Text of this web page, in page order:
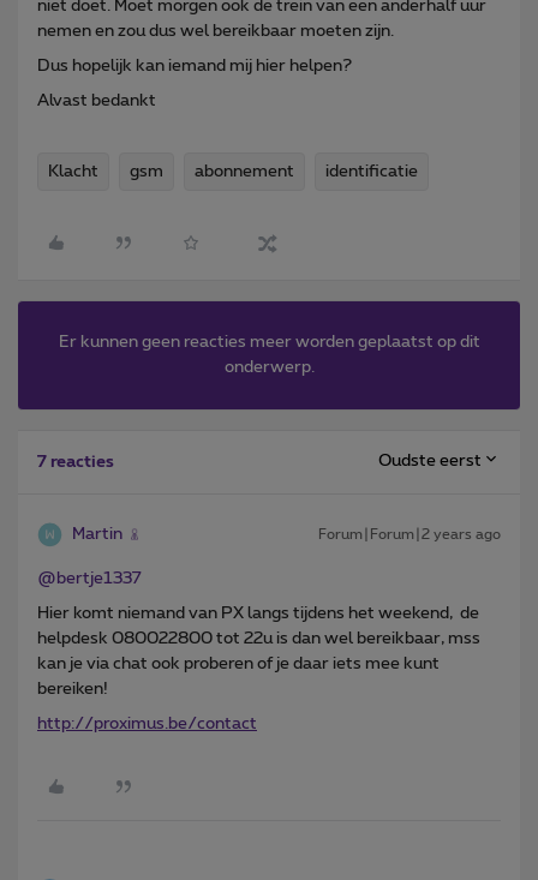
niet doet. Moet morgen ook de trein van een anderhalf uur
nemen en zou dus wel bereikbaar moeten zijn.
Dus hopelijk kan iemand mij hier helpen?
Alvast bedankt
Klacht gsm abonnement identificatie
Er kunnen geen reacties meer worden geplaatst op dit
onderwerp.
7 reacties Oudste eerst
Martin Forum|Forum|2 years ago
@bertje1337
Hier komt niemand van PX langs tijdens het weekend, de
helpdesk 080022800 tot 22u is dan wel bereikbaar, mss
kan je via chat ook proberen of je daar iets mee kunt
bereiken!
http://proximus.be/contact